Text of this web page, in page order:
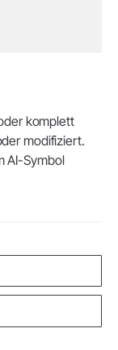
komplett
modifiziert.
AI-Symbol